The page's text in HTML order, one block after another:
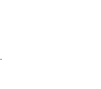
.